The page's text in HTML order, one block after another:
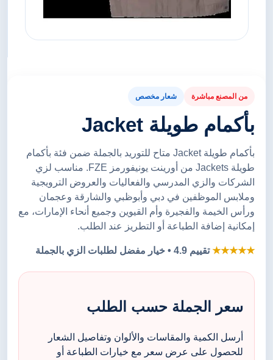
من المصنع مباشرة شعار مخصص
بأكمام طويلة Jacket
بأكمام طويلة Jacket متاح للتوريد بالجملة ضمن فئة بأكمام
طويلة Jackets من أورينت يونيفورمز FZE. مناسب لزي
الشركات والزي المدرسي والفعاليات والعروض الترويجية
وملابس الموظفين في دبي وأبوظبي والشارقة وعجمان
ورأس الخيمة والفجيرة وأم القيوين وجميع أنحاء الإمارات، مع
إمكانية إضافة الطباعة أو التطريز عند الطلب.
★★★★★تقييم 4.9 • خيار مفضل لطلبات الزي بالجملة
سعر الجملة حسب الطلب
أرسل الكمية والمقاسات والألوان وتفاصيل الشعار
للحصول على عرض سعر مع خيارات الطباعة أو